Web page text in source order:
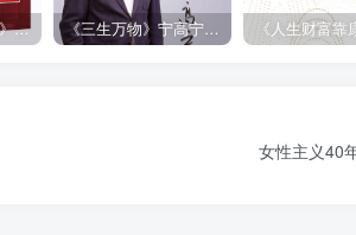
《周梅森作品全集》[共30册] 《三生万物》宁高宁（epub+mobi+azw3+pdf）
女性主义40